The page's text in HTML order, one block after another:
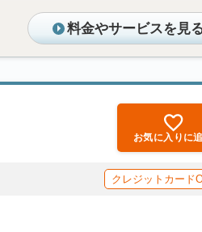
料金やサービスを見
お気に入りに
クレジットカード